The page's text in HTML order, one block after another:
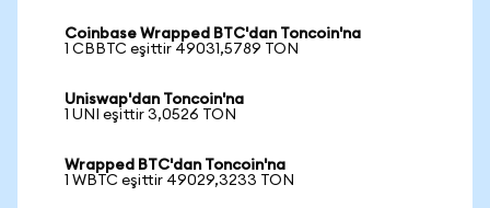
Coinbase Wrapped BTC'dan Toncoin'na
1 CBBTC eşittir 49031,5789 TON
Uniswap'dan Toncoin'na
1 UNI eşittir 3,0526 TON
Wrapped BTC'dan Toncoin'na
1 WBTC eşittir 49029,3233 TON